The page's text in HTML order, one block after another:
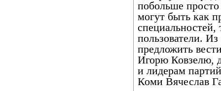
побольше
могут быть как
пользователи.
предложить
Игорю Ковзелю,
и лидерам
Коми Вячеслав